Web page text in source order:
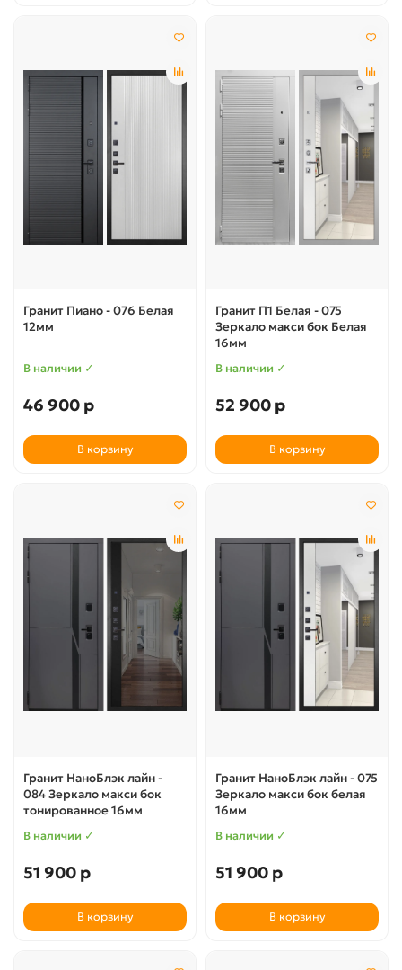
Гранит Пиано - 076 Белая
12мм
В наличии ✓
46 900 р
В корзину
Гранит П1 Белая - 075
Зеркало макси бок Белая
16мм
В наличии ✓
52 900 р
В корзину
Гранит НаноБлэк лайн -
084 Зеркало макси бок
тонированное 16мм
В наличии ✓
51 900 р
В корзину
Гранит НаноБлэк лайн - 075
Зеркало макси бок белая
16мм
В наличии ✓
51 900 р
В корзину